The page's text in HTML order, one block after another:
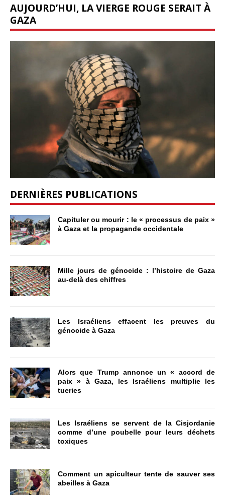
AUJOURD’HUI, LA VIERGE ROUGE SERAIT À
GAZA
DERNIÈRES PUBLICATIONS
Capituler ou mourir : le « processus de paix »
à Gaza et la propagande occidentale
Mille jours de génocide : l’histoire de Gaza
au-delà des chiffres
Les Israéliens effacent les preuves du
génocide à Gaza
Alors que Trump annonce un « accord de
paix » à Gaza, les Israéliens multiplie les
tueries
Les Israéliens se servent de la Cisjordanie
comme d’une poubelle pour leurs déchets
toxiques
Comment un apiculteur tente de sauver ses
abeilles à Gaza